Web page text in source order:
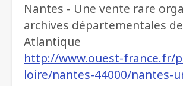
Nantes - Une vente rare
archives départementales
Atlantique
http://www.ouest-france.fr/
loire/nantes-44000/nantes-